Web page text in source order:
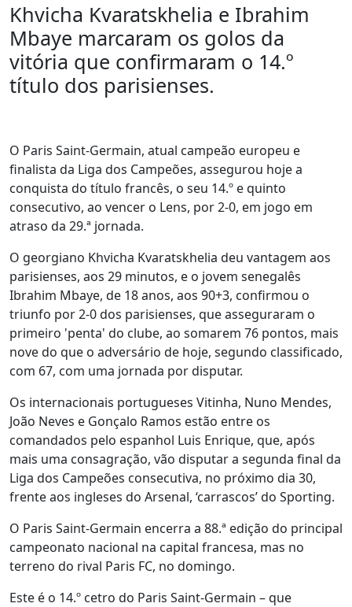
Khvicha Kvaratskhelia e Ibrahim
Mbaye marcaram os golos da
vitória que confirmaram o 14.º
título dos parisienses.
O Paris Saint-Germain, atual campeão europeu e
finalista da Liga dos Campeões, assegurou hoje a
conquista do título francês, o seu 14.º e quinto
consecutivo, ao vencer o Lens, por 2-0, em jogo em
atraso da 29.ª jornada.
O georgiano Khvicha Kvaratskhelia deu vantagem aos
parisienses, aos 29 minutos, e o jovem senegalês
Ibrahim Mbaye, de 18 anos, aos 90+3, confirmou o
triunfo por 2-0 dos parisienses, que asseguraram o
primeiro 'penta' do clube, ao somarem 76 pontos, mais
nove do que o adversário de hoje, segundo classificado,
com 67, com uma jornada por disputar.
Os internacionais portugueses Vitinha, Nuno Mendes,
João Neves e Gonçalo Ramos estão entre os
comandados pelo espanhol Luis Enrique, que, após
mais uma consagração, vão disputar a segunda final da
Liga dos Campeões consecutiva, no próximo dia 30,
frente aos ingleses do Arsenal, ‘carrascos’ do Sporting.
O Paris Saint-Germain encerra a 88.ª edição do principal
campeonato nacional na capital francesa, mas no
terreno do rival Paris FC, no domingo.
Este é o 14.º cetro do Paris Saint-Germain – que